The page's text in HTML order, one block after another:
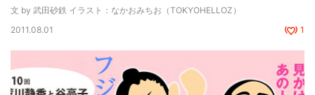
文 by 武田砂鉄 イラスト：なかおみちお（TOKYOHELLOZ）
2011.08.01
1